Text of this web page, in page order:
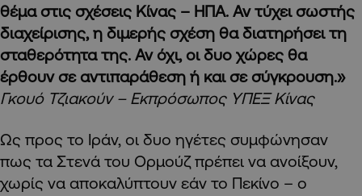
θέμα στις σχέσεις Κίνας – ΗΠΑ. Αν τύχει σωστής
διαχείρισης, η διμερής σχέση θα διατηρήσει τη
σταθερότητα της. Αν όχι, οι δυο χώρες θα
έρθουν σε αντιπαράθεση ή και σε σύγκρουση.»
Γκουό Τζιακούν – Εκπρόσωπος ΥΠΕΞ Κίνας
Ως προς το Ιράν, οι δυο ηγέτες συμφώνησαν
πως τα Στενά του Ορμούζ πρέπει να ανοίξουν,
χωρίς να αποκαλύπτουν εάν το Πεκίνο – ο